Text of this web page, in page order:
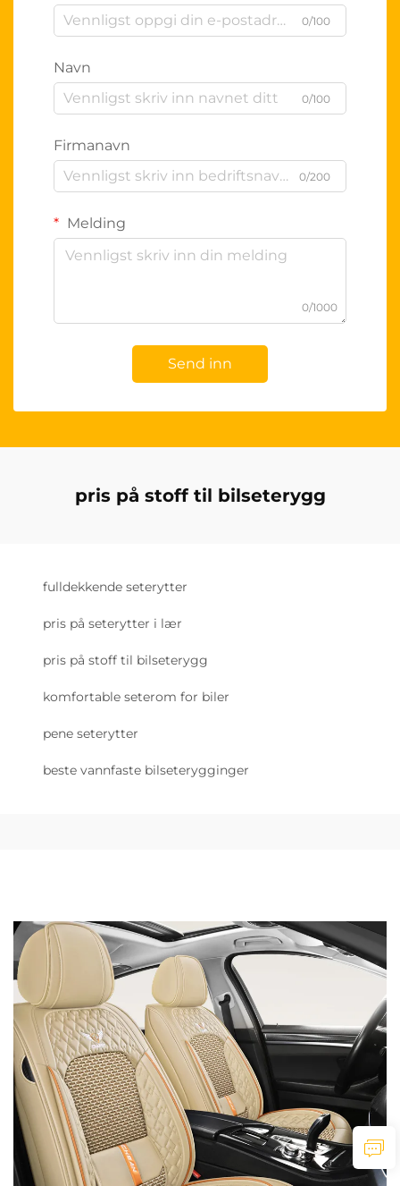
0/100
Navn
0/100
Firmanavn
0/200
Melding
0/1000
Send inn
pris på stoff til bilseterygg
fulldekkende seterytter
pris på seterytter i lær
pris på stoff til bilseterygg
komfortable seterom for biler
pene seterytter
beste vannfaste bilseterygginger